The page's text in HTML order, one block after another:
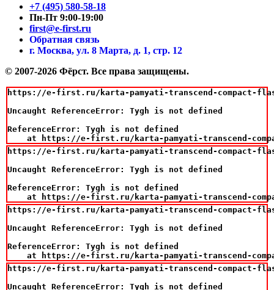
+7 (495) 580-58-18
Пн-Пт 9:00-19:00
first@e-first.ru
Обратная связь
г. Москва, ул. 8 Марта, д. 1, стр. 12
© 2007-2026 Фёрст. Все права защищены.
https://e-first.ru/karta-pamyati-transcend-compact-
Uncaught ReferenceError: Tygh is not defined
ReferenceError: Tygh is not defined
at https://e-first.ru/karta-pamyati-transcend-
https://e-first.ru/karta-pamyati-transcend-compact-
Uncaught ReferenceError: Tygh is not defined
ReferenceError: Tygh is not defined
at https://e-first.ru/karta-pamyati-transcend-
https://e-first.ru/karta-pamyati-transcend-compact-
Uncaught ReferenceError: Tygh is not defined
ReferenceError: Tygh is not defined
at https://e-first.ru/karta-pamyati-transcend-
https://e-first.ru/karta-pamyati-transcend-compact-
Uncaught ReferenceError: Tygh is not defined